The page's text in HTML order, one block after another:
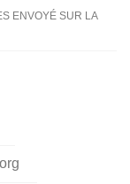
ENVOYÉ SUR LA